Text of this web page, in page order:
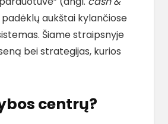
aukštai kylančiose
Šiame straipsnyje
bei strategijas, kurios
centrų?